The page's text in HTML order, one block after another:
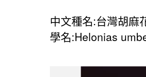
中文種名:台灣胡麻
學名:Helonias